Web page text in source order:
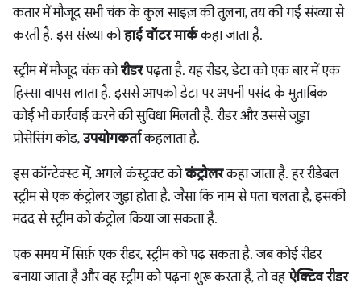
कतार में मौजूद सभी चंक के कुल साइज़ की तुलना, तय की गई संख्या से
करती है. इस संख्या कोहाई वॉटर मार्ककहा जाता है.
स्ट्रीम में मौजूद चंक कोरीडरपढ़ता है. यह रीडर, डेटा को एक बार में एक
हिस्सा वापस लाता है. इससे आपको डेटा पर अपनी पसंद के मुताबिक
कोई भी कार्रवाई करने की सुविधा मिलती है. रीडर और उससे जुड़ा
प्रोसेसिंग कोड, उपयोगकर्ताकहलाता है.
इस कॉन्टेक्स्ट में, अगले कंस्ट्रक्ट कोकंट्रोलरकहा जाता है. हर रीडेबल
स्ट्रीम से एक कंट्रोलर जुड़ा होता है. जैसा कि नाम से पता चलता है, इसकी
मदद से स्ट्रीम को कंट्रोल किया जा सकता है.
एक समय में सिर्फ़ एक रीडर, स्ट्रीम को पढ़ सकता है. जब कोई रीडर
बनाया जाता है और वह स्ट्रीम को पढ़ना शुरू करता है, तो वह ऐक्टिव रीडर